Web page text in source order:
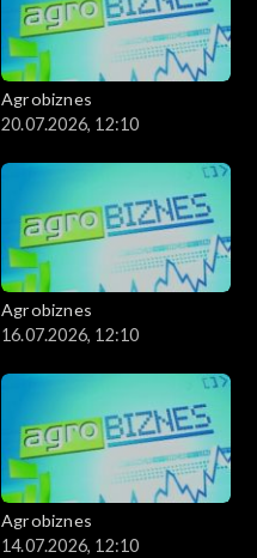
Agrobiznes
20.07.2026, 12:10
Agrobiznes
16.07.2026, 12:10
Agrobiznes
14.07.2026, 12:10